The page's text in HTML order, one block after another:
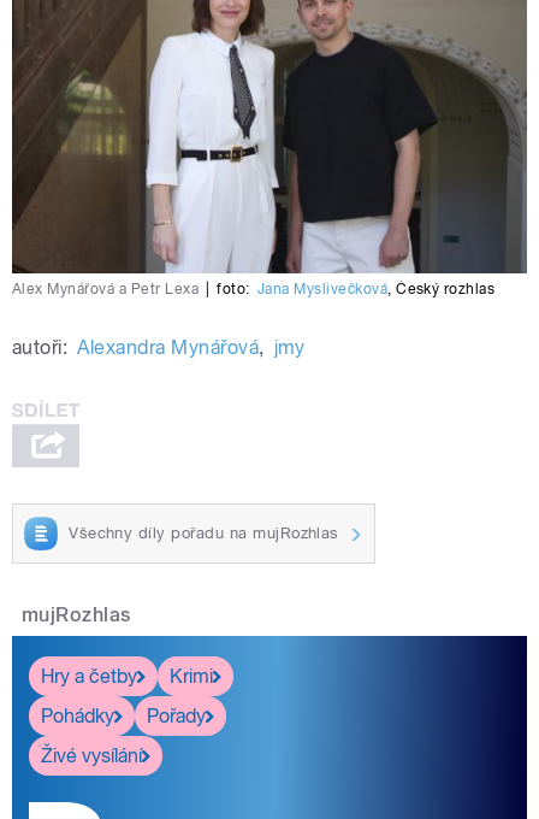
Alex Mynářová a Petr Lexa foto: Jana Myslivečková,Český rozhlas
autoři: Alexandra Mynářová, jmy
Všechny díly pořadu na mujRozhlas
mujRozhlas
Hry a četby
Krimi
Pohádky
Pořady
Živé vysílání